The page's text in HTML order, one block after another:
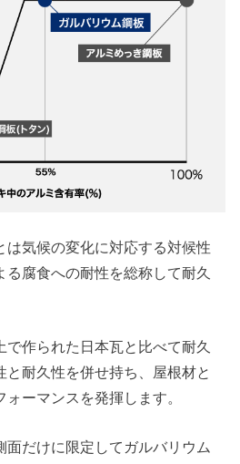
は気候の変化に対応する対候性
腐食への耐性を総称して耐久
で作られた日本瓦と比べて耐久
と耐久性を併せ持ち、屋根材と
ーマンスを発揮します。
面だけに限定してガルバリウム